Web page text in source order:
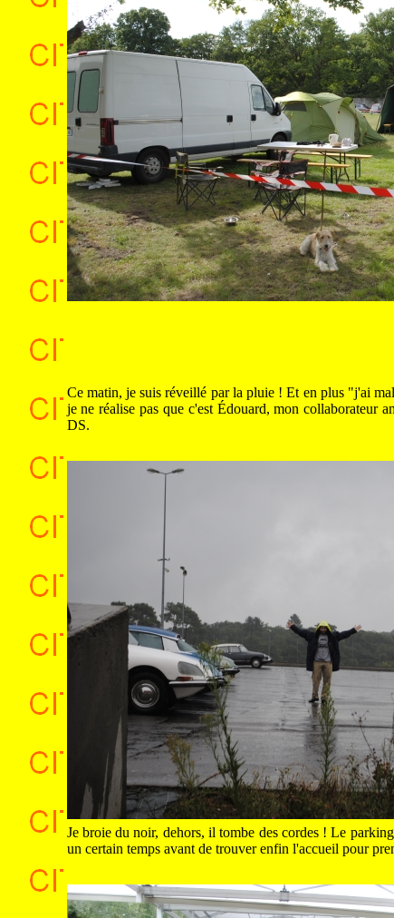
Ce matin, je suis réveillé par la pluie ! Et en plus "j'ai
je ne réalise pas que c'est Édouard, mon collaborateur
DS.
Je broie du noir, dehors, il tombe des cordes ! Le
un certain temps avant de trouver enfin l'accueil pour